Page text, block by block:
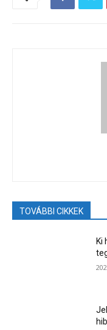
TOVÁBBI CIKKEK
Ki